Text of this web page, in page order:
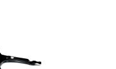
: boîtes à bornes, tableaux
de terminaison de
6 à 16 mm2 (diamètre de